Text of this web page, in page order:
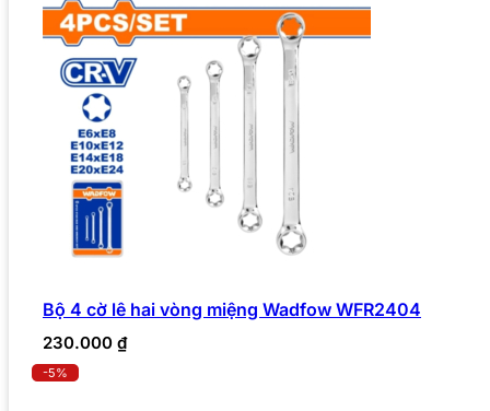
Bộ 4 cờ lê hai vòng miệng Wadfow WFR2404
230.000 ₫
-5%